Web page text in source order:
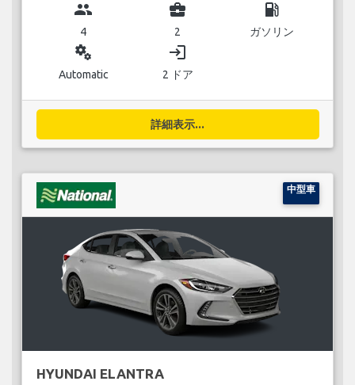
group
4
business_center
2
local_gas_station
ガソリン
miscellaneous_services
Automatic
login
2 ドア
詳細表示...
中型車
HYUNDAI ELANTRA